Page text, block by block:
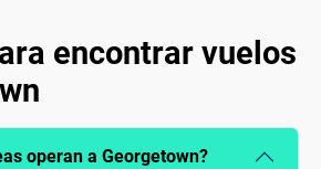
encontrar vuelos
operan a Georgetown?